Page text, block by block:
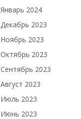
Январь 2024
Декабрь 2023
Ноябрь 2023
Октябрь 2023
Сентябрь 2023
Август 2023
Июль 2023
Июнь 2023